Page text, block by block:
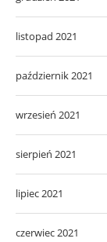
listopad 2021
październik 2021
wrzesień 2021
sierpień 2021
lipiec 2021
czerwiec 2021